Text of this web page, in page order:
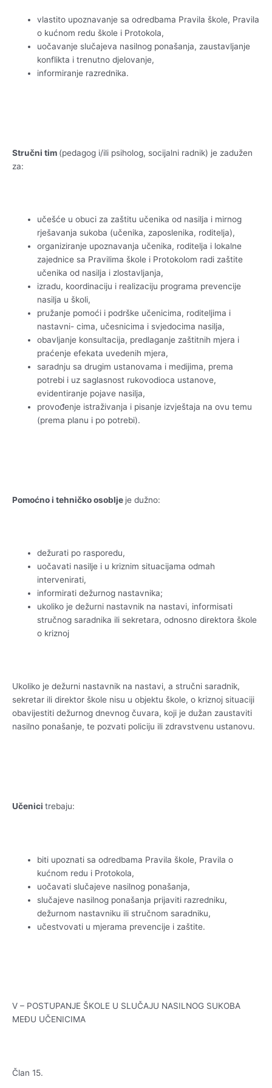
vlastito upoznavanje sa odredbama Pravila škole, Pravila
o kućnom redu škole i Protokola,
uočavanje slučajeva nasilnog ponašanja, zaustavljanje
konflikta i trenutno djelovanje,
informiranje razrednika.
Stručni tim (pedagog i/ili psiholog, socijalni radnik) je zadužen
za:
učešće u obuci za zaštitu učenika od nasilja i mirnog
rješavanja sukoba (učenika, zaposlenika, roditelja),
organiziranje upoznavanja učenika, roditelja i lokalne
zajednice sa Pravilima škole i Protokolom radi zaštite
učenika od nasilja i zlostavljanja,
izradu, koordinaciju i realizaciju programa prevencije
nasilja u školi,
pružanje pomoći i podrške učenicima, roditeljima i
nastavni- cima, učesnicima i svjedocima nasilja,
obavljanje konsultacija, predlaganje zaštitnih mjera i
praćenje efekata uvedenih mjera,
saradnju sa drugim ustanovama i medijima, prema
potrebi i uz saglasnost rukovodioca ustanove,
evidentiranje pojave nasilja,
provođenje istraživanja i pisanje izvještaja na ovu temu
(prema planu i po potrebi).
Pomoćno i tehničko osoblje je dužno:
dežurati po rasporedu,
uočavati nasilje i u kriznim situacijama odmah
intervenirati,
informirati dežurnog nastavnika;
ukoliko je dežurni nastavnik na nastavi, informisati
stručnog saradnika ili sekretara, odnosno direktora škole
o kriznoj
Ukoliko je dežurni nastavnik na nastavi, a stručni saradnik,
sekretar ili direktor škole nisu u objektu škole, o kriznoj situaciji
obavijestiti dežurnog dnevnog čuvara, koji je dužan zaustaviti
nasilno ponašanje, te pozvati policiju ili zdravstvenu ustanovu.
Učenici trebaju:
biti upoznati sa odredbama Pravila škole, Pravila o
kućnom redu i Protokola,
uočavati slučajeve nasilnog ponašanja,
slučajeve nasilnog ponašanja prijaviti razredniku,
dežurnom nastavniku ili stručnom saradniku,
učestvovati u mjerama prevencije i zaštite.
V – POSTUPANJE ŠKOLE U SLUČAJU NASILNOG SUKOBA
MEĐU UČENICIMA
Član 15.